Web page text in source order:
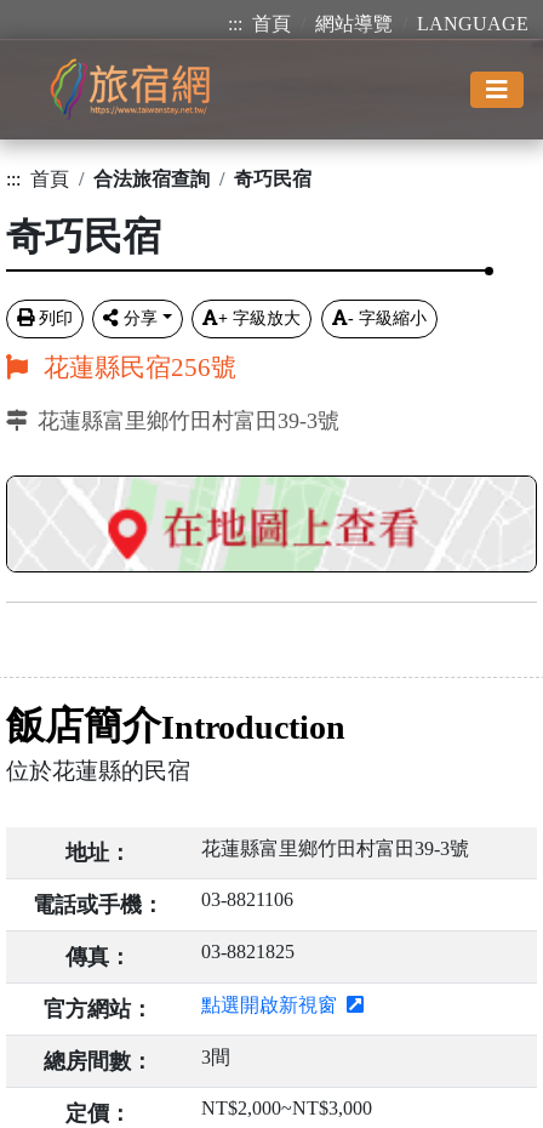
::: 首頁 網站導覽 LANGUAGE
::: 首頁 合法旅宿查詢 奇巧民宿
奇巧民宿
列印 分享 + 字級放大 - 字級縮小
花蓮縣民宿256號
花蓮縣富里鄉竹田村富田39-3號
飯店簡介Introduction
位於花蓮縣的民宿
地址： 花蓮縣富里鄉竹田村富田39-3號
電話或手機： 03-8821106
傳真： 03-8821825
官方網站： 點選開啟新視窗
總房間數： 3間
定價： NT$2,000~NT$3,000